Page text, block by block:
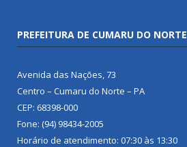
PREFEITURA DE CUMARU DO NORTE
Avenida das Nações, 73
Centro – Cumaru do Norte – PA
CEP: 68398-000
Fone: (94) 98434-2005
Horário de atendimento: 07:30 às 13:30